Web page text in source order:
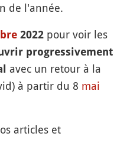
de l'année.
2022 pour voir les
progressivement
avec un retour à la
à partir du 8 mai
articles et